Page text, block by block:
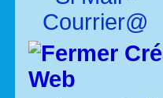
Courrier@
Web